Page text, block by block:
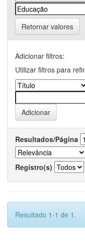
Retornar valores
Adicionar filtros:
Utilizar filtros para
Resultados/Página
Registro(s)
Resultado 1-1 de 1.